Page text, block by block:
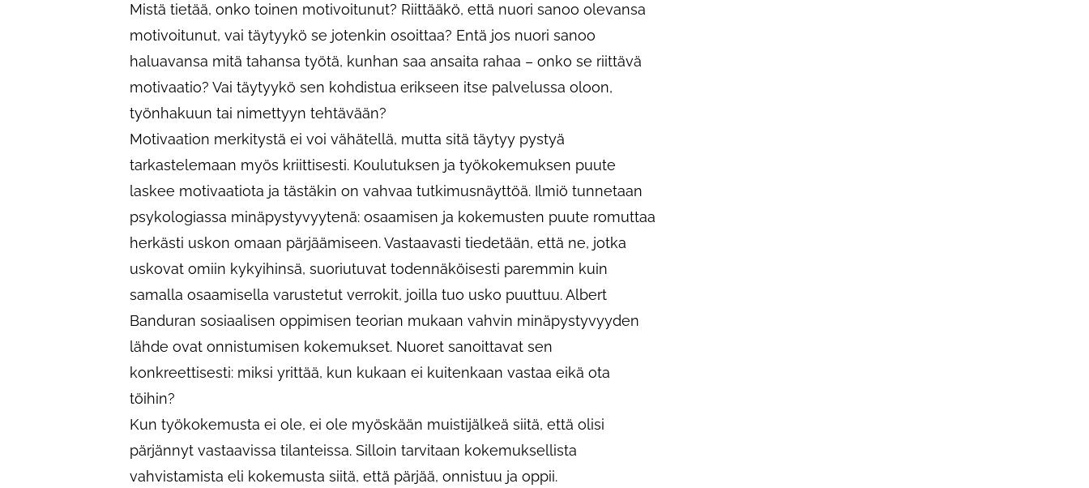
Mistä tietää, onko toinen motivoitunut? Riittääkö, että nuori sanoo olevansa
motivoitunut, vai täytyykö se jotenkin osoittaa? Entä jos nuori sanoo
haluavansa mitä tahansa työtä, kunhan saa ansaita rahaa – onko se riittävä
motivaatio? Vai täytyykö sen kohdistua erikseen itse palvelussa oloon,
työnhakuun tai nimettyyn tehtävään?
Motivaation merkitystä ei voi vähätellä, mutta sitä täytyy pystyä
tarkastelemaan myös kriittisesti. Koulutuksen ja työkokemuksen puute
laskee motivaatiota ja tästäkin on vahvaa tutkimusnäyttöä. Ilmiö tunnetaan
psykologiassa minäpystyvyytenä: osaamisen ja kokemusten puute romuttaa
herkästi uskon omaan pärjäämiseen. Vastaavasti tiedetään, että ne, jotka
uskovat omiin kykyihinsä, suoriutuvat todennäköisesti paremmin kuin
samalla osaamisella varustetut verrokit, joilla tuo usko puuttuu. Albert
Banduran sosiaalisen oppimisen teorian mukaan vahvin minäpystyvyyden
lähde ovat onnistumisen kokemukset. Nuoret sanoittavat sen
konkreettisesti: miksi yrittää, kun kukaan ei kuitenkaan vastaa eikä ota
töihin?
Kun työkokemusta ei ole, ei ole myöskään muistijälkeä siitä, että olisi
pärjännyt vastaavissa tilanteissa. Silloin tarvitaan kokemuksellista
vahvistamista eli kokemusta siitä, että pärjää, onnistuu ja oppii.